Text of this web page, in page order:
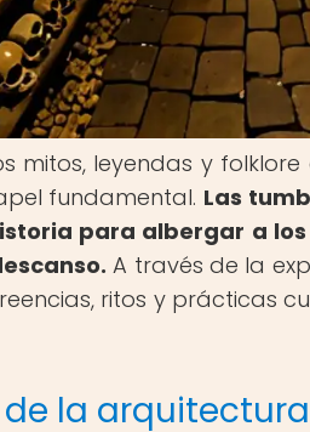
mitos, leyendas y
fundamental. Las
para albergar a
A través de la
ritos y prácticas
de la